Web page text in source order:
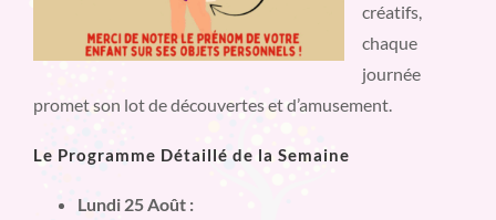
créatifs,
chaque
journée
promet son lot de découvertes et d’amusement.
Le Programme Détaillé de la Semaine
Lundi 25 Août :